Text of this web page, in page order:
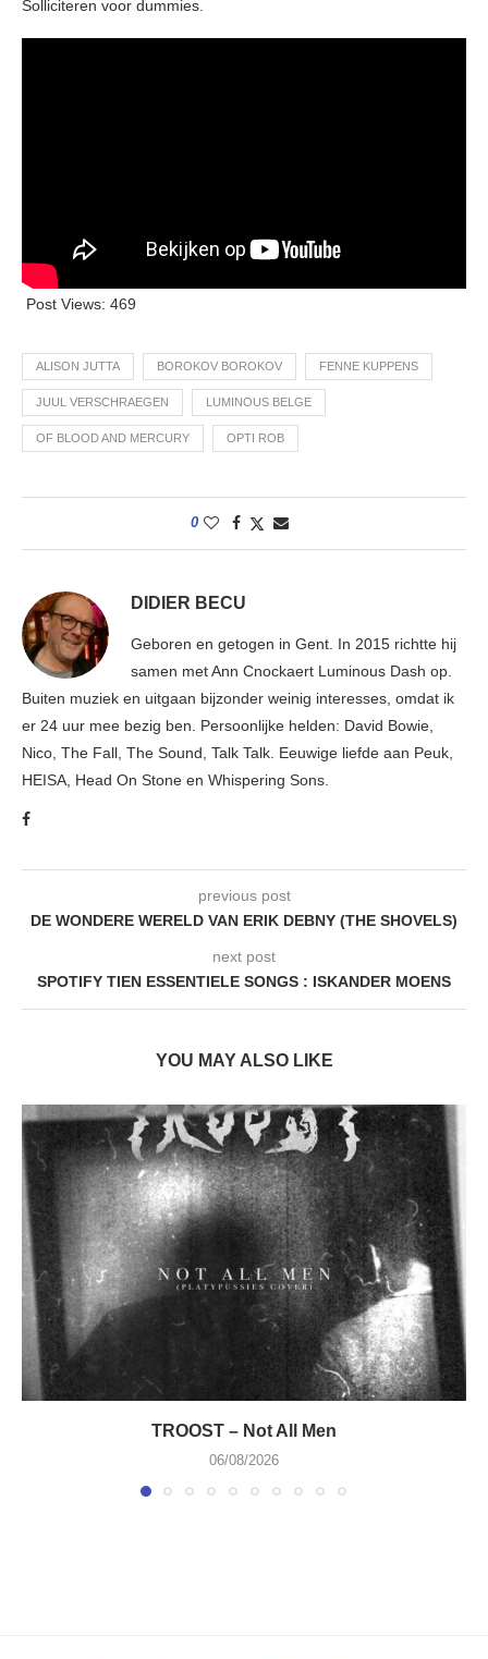
Solliciteren voor dummies.
Post Views: 469
ALISON JUTTA BOROKOV BOROKOV FENNE KUPPENS
JUUL VERSCHRAEGEN LUMINOUS BELGE
OF BLOOD AND MERCURY OPTI ROB
0
DIDIER BECU
Geboren en getogen in Gent. In 2015 richtte hij
samen met Ann Cnockaert Luminous Dash op.
Buiten muziek en uitgaan bijzonder weinig interesses, omdat ik
er 24 uur mee bezig ben. Persoonlijke helden: David Bowie,
Nico, The Fall, The Sound, Talk Talk. Eeuwige liefde aan Peuk,
HEISA, Head On Stone en Whispering Sons.
previous post
DE WONDERE WERELD VAN ERIK DEBNY (THE SHOVELS)
next post
SPOTIFY TIEN ESSENTIELE SONGS : ISKANDER MOENS
YOU MAY ALSO LIKE
TROOST – Not All Men
06/08/2026